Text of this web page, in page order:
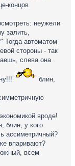
концов
неужели
залить,
Тогда автоматом
стороны - так
слева она
блин,
вроде!
блин, у кого
ассиметричный?
впаривают?
всем